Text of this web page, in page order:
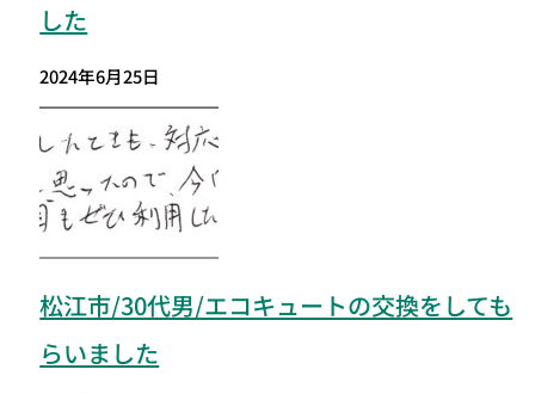
した
2024年6月25日
松江市/30代男/エコキュートの交換をしても
らいました